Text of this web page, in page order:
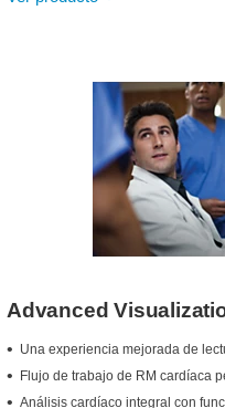
Advanced
Una experiencia mejorada de
Flujo de trabajo de RM cardíaca
Análisis cardíaco integral con